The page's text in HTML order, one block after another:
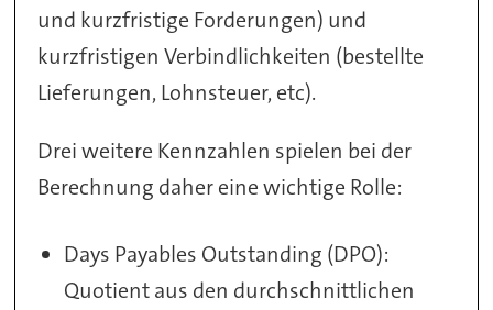
und kurzfristige Forderungen) und
kurzfristigen Verbindlichkeiten (bestellte
Lieferungen, Lohnsteuer, etc).
Drei weitere Kennzahlen spielen bei der
Berechnung daher eine wichtige Rolle:
Days Payables Outstanding (DPO):
Quotient aus den durchschnittlichen